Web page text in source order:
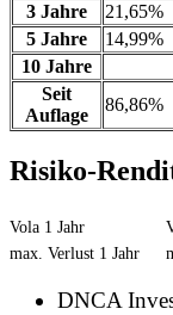
3 Jahre
21,65%
5 Jahre
14,99%
10 Jahre
Seit
Auflage
86,86%
Risiko-
Vola 1 Jahr
max. Verlust 1 Jahr
DNCA